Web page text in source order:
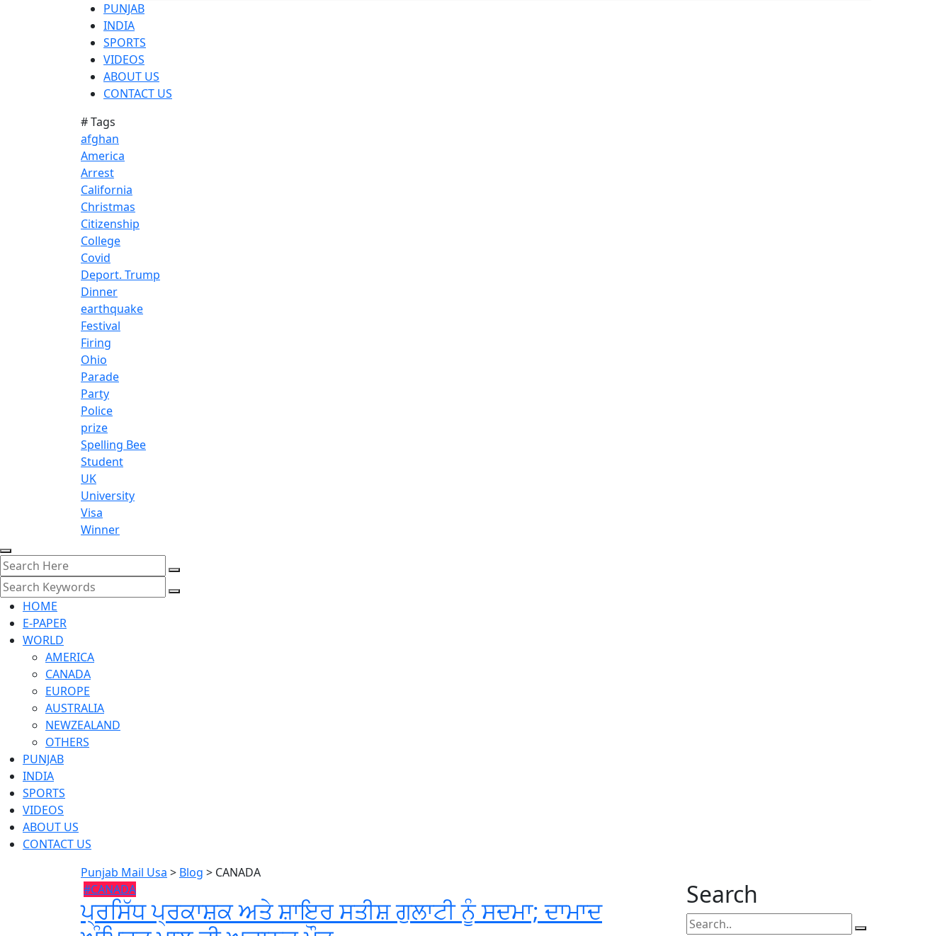
PUNJAB
INDIA
SPORTS
VIDEOS
ABOUT US
CONTACT US
# Tags
afghan
America
Arrest
California
Christmas
Citizenship
College
Covid
Deport. Trump
Dinner
earthquake
Festival
Firing
Ohio
Parade
Party
Police
prize
Spelling Bee
Student
UK
University
Visa
Winner
HOME
E-PAPER
WORLD
AMERICA
CANADA
EUROPE
AUSTRALIA
NEWZEALAND
OTHERS
PUNJAB
INDIA
SPORTS
VIDEOS
ABOUT US
CONTACT US
Punjab Mail Usa > Blog > CANADA
#CANADA
ਪ੍ਰਸਿੱਧ ਪ੍ਰਕਾਸ਼ਕ ਅਤੇ ਸ਼ਾਇਰ ਸਤੀਸ਼ ਗੁਲਾਟੀ ਨੂੰ ਸਦਮਾ; ਦਾਮਾਦ
Search